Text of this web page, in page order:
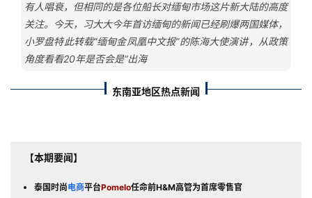
有人唱衰，但相同的是各位船长对缅甸市场这片新大陆的高度
关注。今天，习大大今年首访缅甸的新闻已经刷爆两国媒体，
小罗盘特此转载“缅甸金凤凰中文报”的陈海大使演讲，从政策
角度看看20年是否会是“出海
东南亚地区热点新闻
【本期要闻】
泰国时尚电商平台Pomelo任命前H&M高管为首席零售官